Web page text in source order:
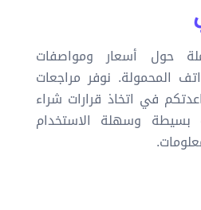
حول أسعار ومواصفات
المحمولة. نوفر مراجعات
في اتخاذ قرارات شراء
بسيطة وسهلة الاستخدام